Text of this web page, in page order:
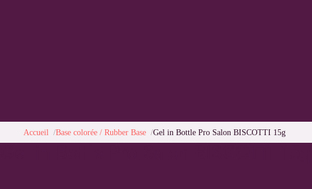
Accueil Base colorée / Rubber Base Gel in Bottle Pro Salon BISCOTTI 15g
Gel in Bottle Pro Salon BISCOTTI 15g